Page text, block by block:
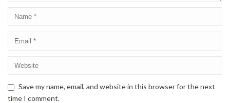
Save my name, email, and website in this browser for the next
time I comment.